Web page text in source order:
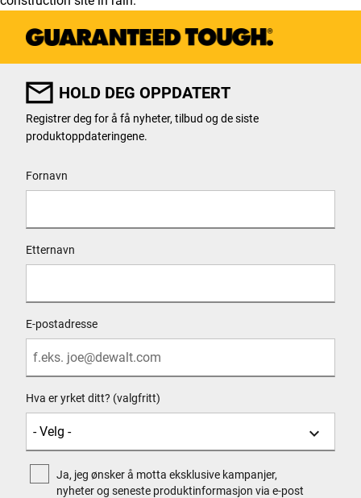
HOLD DEG OPPDATERT
Registrer deg for å få nyheter, tilbud og de siste
produktoppdateringene.
Fornavn
Etternavn
E-postadresse
Hva er yrket ditt? (valgfritt)
Ja, jeg ønsker å motta eksklusive kampanjer,
nyheter og seneste produktinformasjon via e-post